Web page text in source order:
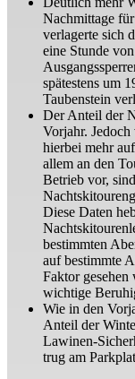
Nachmittage
verlagerte sich
eine Stunde
spätestens um
Taubenstein
Der Anteil der
Vorjahr.
hierbei mehr
allem an den
Betrieb vor,
Diese Daten
bestimmten
auf bestimmte
Faktor gesehen
wichtige
Wie in den
Anteil der
Lawinen-
trug am